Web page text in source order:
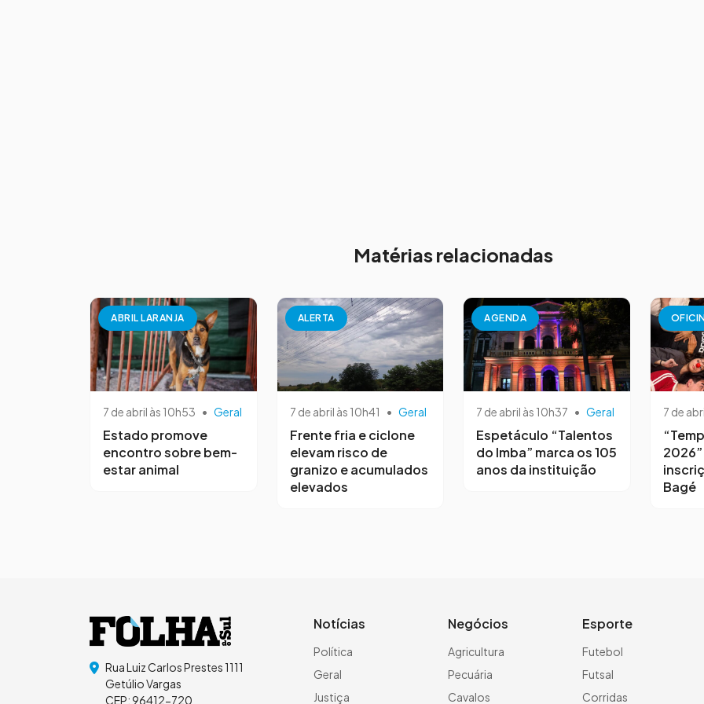
Matérias relacionadas
ABRIL LARANJA
7 de abril às 10h53 • Geral
Estado promove
encontro sobre bem-
estar animal
ALERTA
7 de abril às 10h41 • Geral
Frente fria e ciclone
elevam risco de
granizo e acumulados
elevados
AGENDA
7 de abril às 10h37 • Geral
Espetáculo “Talentos
do Imba” marca os 105
anos da instituição
7 de
Bagé
Rua Luiz Carlos Prestes 1111
Getúlio Vargas
CEP: 96412-720
Notícias
Política
Geral
Justiça
Negócios
Agricultura
Pecuária
Cavalos
Esporte
Futebol
Futsal
Corridas